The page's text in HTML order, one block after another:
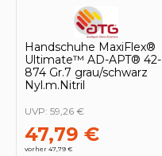
Handschuhe MaxiFlex®
Ultimate™ AD-APT® 42-
874 Gr.7 grau/schwarz
Nyl.m.Nitril
47,79 €
vorher 47,79 €
UVP: 59,26 €